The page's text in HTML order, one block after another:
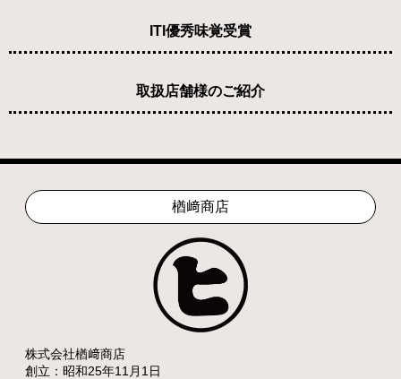
ITI優秀味覚受賞
取扱店舗様のご紹介
楢﨑商店
株式会社楢﨑商店
創立：昭和25年11月1日